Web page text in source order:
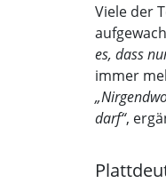
Viele der
es, dass
immer
darf“,